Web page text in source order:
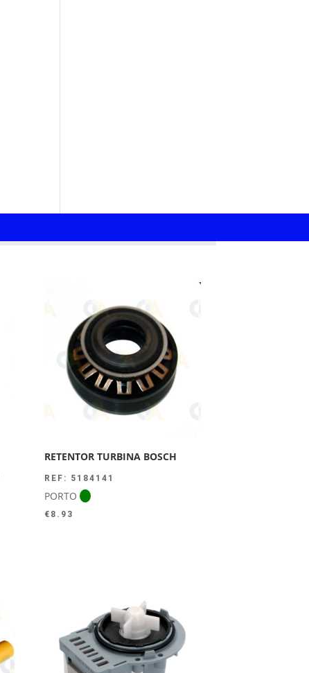
RETENTOR TURBINA BOSCH
REF: 5184141
PORTO
€ 8.93